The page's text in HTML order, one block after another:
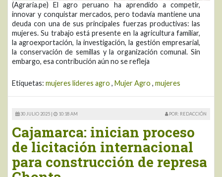
(Agraria.pe) El agro peruano ha aprendido a competir,
innovar y conquistar mercados, pero todavía mantiene una
deuda con una de sus principales fuerzas productivas: las
mujeres. Su trabajo está presente en la agricultura familiar,
la agroexportación, la investigación, la gestión empresarial,
la conservación de semillas y la organización comunal. Sin
embargo, esa contribución aún no se refleja
Etiquetas: mujeres lideres agro , Mujer Agro , mujeres
30 JULIO 2025 | 10:18 AM POR: REDACCIÓN
Cajamarca: inician proceso
de licitación internacional
para construcción de represa